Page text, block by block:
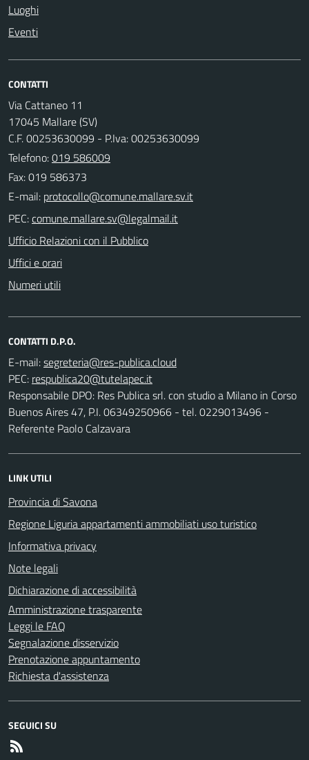
Luoghi
Eventi
CONTATTI
Via Cattaneo 11
17045 Mallare (SV)
C.F. 00253630099 - P.Iva: 00253630099
Telefono:019 586009
Fax: 019 586373
E-mail:
PEC:
Ufficio Relazioni con il Pubblico
Uffici e orari
Numeri utili
CONTATTI D.P.O.
E-mail:
PEC:
Responsabile DPO: Res Publica srl. con studio a Milano in Corso
Buenos Aires 47, P.I. 06349250966 - tel. 0229013496 -
Referente Paolo Calzavara
LINK UTILI
Provincia di Savona
Regione Liguria appartamenti ammobiliati uso turistico
Informativa privacy
Note legali
Dichiarazione di accessibilità
Amministrazione trasparente
Leggi le FAQ
Segnalazione disservizio
Prenotazione appuntamento
Richiesta d'assistenza
SEGUICI SU